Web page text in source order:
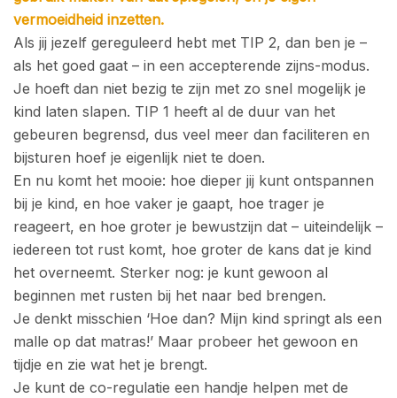
vermoeidheid inzetten.
Als jij jezelf gereguleerd hebt met TIP 2, dan ben je –
als het goed gaat – in een accepterende zijns-modus.
Je hoeft dan niet bezig te zijn met zo snel mogelijk je
kind laten slapen. TIP 1 heeft al de duur van het
gebeuren begrensd, dus veel meer dan faciliteren en
bijsturen hoef je eigenlijk niet te doen.
En nu komt het mooie: hoe dieper jij kunt ontspannen
bij je kind, en hoe vaker je gaapt, hoe trager je
reageert, en hoe groter je bewustzijn dat – uiteindelijk –
iedereen tot rust komt, hoe groter de kans dat je kind
het overneemt. Sterker nog: je kunt gewoon al
beginnen met rusten bij het naar bed brengen.
Je denkt misschien ‘Hoe dan? Mijn kind springt als een
malle op dat matras!’ Maar probeer het gewoon en
tijdje en zie wat het je brengt.
Je kunt de co-regulatie een handje helpen met de